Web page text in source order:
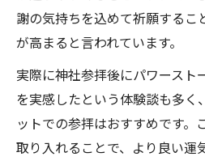
謝の気持ちを込めて祈願するこ
が高まると言われています。
実際に神社参拝後にパワースト
を実感したという体験談も多く
ットでの参拝はおすすめです。
取り入れることで、より良い運